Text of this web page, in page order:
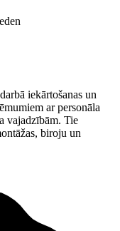
iekārtošanas un
ar personāla
vajadzībām. Tie
biroju un